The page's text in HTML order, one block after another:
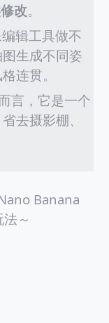
改。
辑工具做不
生成不同姿
连贯。
言，它是一个
省去摄影棚、
Banana
～